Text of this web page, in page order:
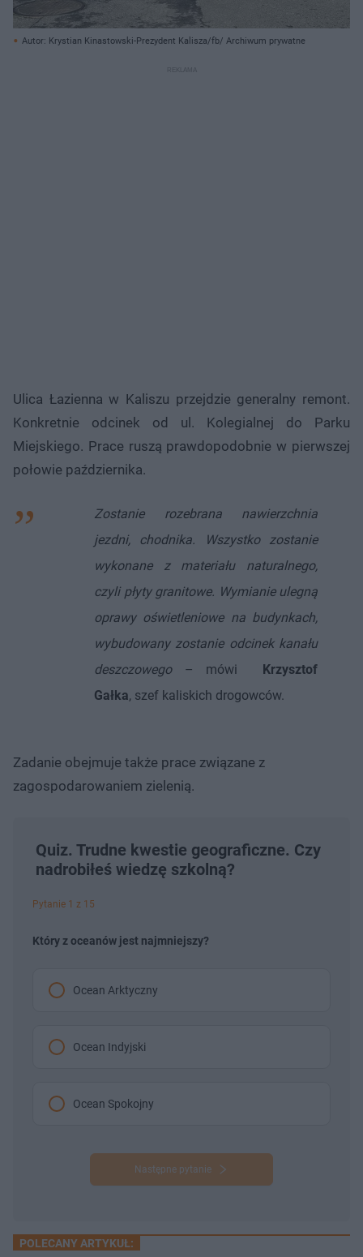
Autor: Krystian Kinastowski-Prezydent Kalisza/fb/ Archiwum prywatne
Ulica Łazienna w Kaliszu przejdzie generalny remont.
Konkretnie odcinek od ul. Kolegialnej do Parku
Miejskiego. Prace ruszą prawdopodobnie w pierwszej
połowie października.
Zostanie rozebrana nawierzchnia
jezdni, chodnika. Wszystko zostanie
wykonane z materiału naturalnego,
czyli płyty granitowe. Wymianie ulegną
oprawy oświetleniowe na budynkach,
wybudowany zostanie odcinek kanału
deszczowego– mówi Krzysztof
Gałka, szef kaliskich drogowców.
Zadanie obejmuje także prace związane z
zagospodarowaniem zielenią.
Quiz. Trudne kwestie geograficzne. Czy
nadrobiłeś wiedzę szkolną?
Pytanie 1 z 15
Który z oceanów jest najmniejszy?
Ocean Arktyczny
Ocean Indyjski
Ocean Spokojny
Następne pytanie
POLECANY ARTYKUŁ: